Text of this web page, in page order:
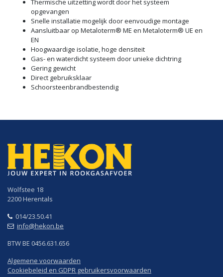
Thermische uitzetting wordt door het systeem
opgevangen
Snelle installatie mogelijk door eenvoudige montage
Aansluitbaar op Metaloterm® ME en Metaloterm® UE en
EN
Hoogwaardige isolatie, hoge densiteit
Gas- en waterdicht systeem door unieke dichtring
Gering gewicht
Direct gebruiksklaar
Schoorsteenbrandbestendig
Wolfstee 18
2200 Herentals
014/23.50.41
info@hekon.be
BTW BE 0456.631.656
Algemene voorwaarden
Cookiebeleid en GDPR gebruikersvoorwaarden